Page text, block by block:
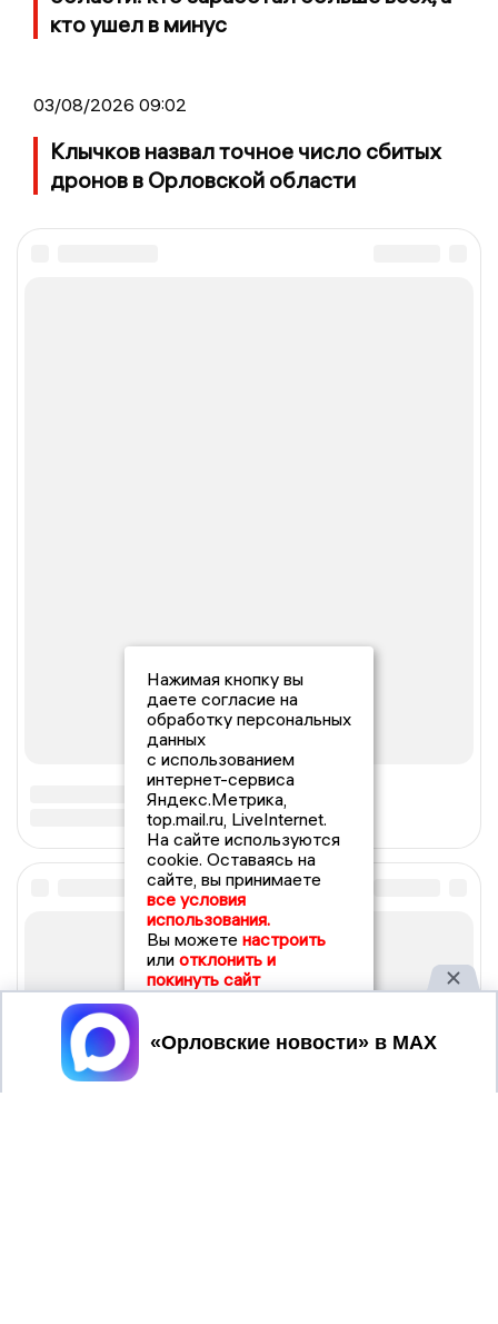
кто ушел в минус
03/08/2026 09:02
Клычков назвал точное число сбитых
дронов в Орловской области
Нажимая кнопку вы
даете согласие на
обработку персональных
данных
с использованием
интернет-сервиса
Яндекс.Метрика,
top.mail.ru, LiveInternet.
На сайте используются
cookie. Оставаясь на
сайте, вы принимаете
все условия
использования.
Вы можете настроить
или отклонить и
покинуть сайт
Принять